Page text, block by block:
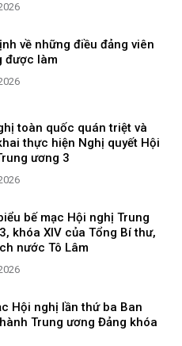
về những điều đảng viên
được làm
toàn quốc quán triệt và
thực hiện Nghị quyết Hội
ương 3
bế mạc Hội nghị Trung
khóa XIV của Tổng Bí thư,
nước Tô Lâm
Hội nghị lần thứ ba Ban
Trung ương Đảng khóa